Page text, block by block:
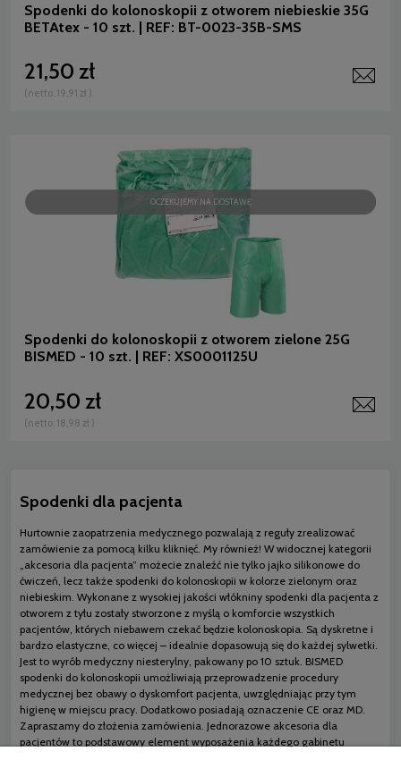
Spodenki do kolonoskopii z otworem niebieskie 35G
BETAtex - 10 szt. | REF: BT-0023-35B-SMS
21,50 zł
(netto: 19,91 zł )
Spodenki do kolonoskopii z otworem zielone 25G
BISMED - 10 szt. | REF: XS0001125U
20,50 zł
(netto: 18,98 zł )
OCZEKUJEMY NA DOSTAWĘ
Spodenki dla pacjenta
Hurtownie zaopatrzenia medycznego pozwalają z reguły zrealizować
zamówienie za pomocą kilku kliknięć. My również! W widocznej kategorii
„akcesoria dla pacjenta” możecie znaleźć nie tylko jajko silikonowe do
ćwiczeń, lecz także spodenki do kolonoskopii w kolorze zielonym oraz
niebieskim. Wykonane z wysokiej jakości włókniny spodenki dla pacjenta z
otworem z tyłu zostały stworzone z myślą o komforcie wszystkich
pacjentów, których niebawem czekać będzie kolonoskopia. Są dyskretne i
bardzo elastyczne, co więcej – idealnie dopasowują się do każdej sylwetki.
Jest to wyrób medyczny niesterylny, pakowany po 10 sztuk. BISMED
spodenki do kolonoskopii umożliwiają przeprowadzenie procedury
medycznej bez obawy o dyskomfort pacjenta, uwzględniając przy tym
higienę w miejscu pracy. Dodatkowo posiadają oznaczenie CE oraz MD.
Zapraszamy do złożenia zamówienia. Jednorazowe akcesoria dla
pacjentów to podstawowy element wyposażenia każdego gabinetu